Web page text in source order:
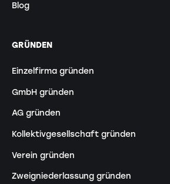
Blog
GRÜNDEN
Einzelfirma gründen
GmbH gründen
AG gründen
Kollektivgesellschaft gründen
Verein gründen
Zweigniederlassung gründen